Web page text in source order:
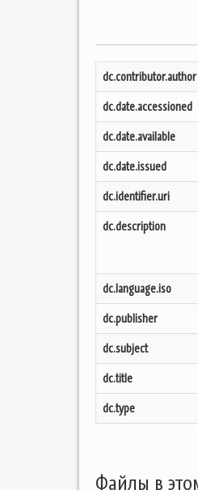
dc.contributor.author
dc.date.accessioned
dc.date.available
dc.date.issued
dc.identifier.uri
dc.description
dc.language.iso
dc.publisher
dc.subject
dc.title
dc.type
Файлы в